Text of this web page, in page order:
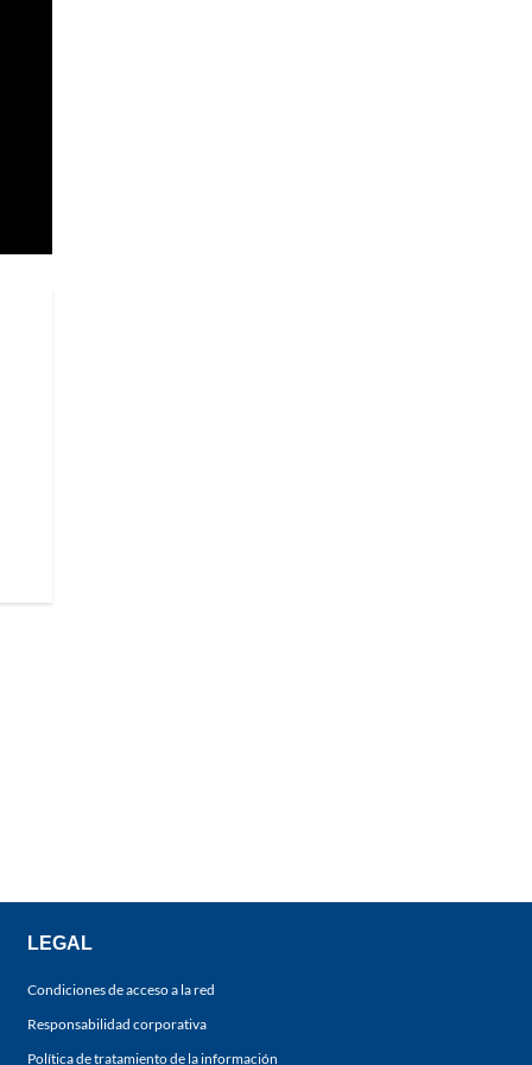
LEGAL
Condiciones de acceso a la red
Responsabilidad corporativa
Política de tratamiento de la información